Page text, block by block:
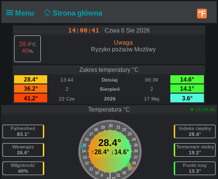
Menu Strona główna °F
14:00:42
Czwa 6 Sie 2026
28.4°C
40%
Uwaga
Ryzyko pożaów Możliwy
Zakres temperatury °C
28.4°
13:44 Dzisiaj 06:39
14.6°
36.2°
2 Sierpień 2
14.1°
41.2°
22 Cze 2026 17 Maj
3.6°
Temperatura °C
13:59:46
Fahrenheit
83.1°
Wewnątrz
26.6°
Wilgotność
40%
20
19 21
18
22
17
23
16
24
15
25
14
26
13
27
12
28
11
29
10
30
9 31
|
28.4°
↑28.4°↓14.6°
Indeks cieplny
28.4°
Termometr mokry
19.2°
Punkt rosy
13.3°